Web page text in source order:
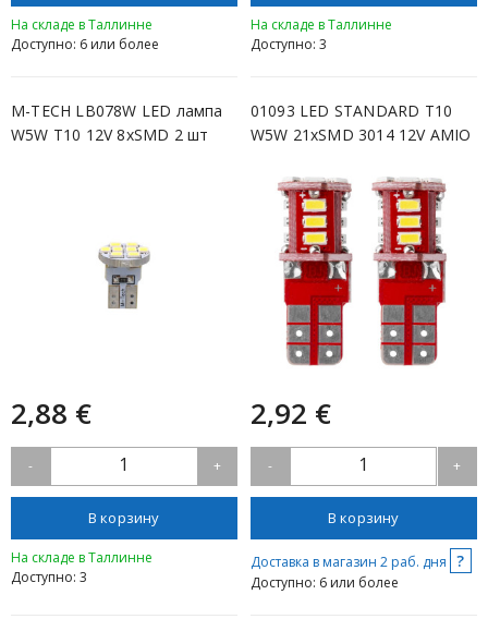
На складе в Таллинне
Доступно: 6 или более
На складе в Таллинне
Доступно: 3
M-TECH LB078W LED лампа
W5W T10 12V 8xSMD 2 шт
2,88 €
- 1 +
В корзину
На складе в Таллинне
Доступно: 3
01093 LED STANDARD T10
W5W 21xSMD 3014 12V AMIO
2,92 €
- 1 +
В корзину
Доставка в магазин 2 раб. дня ?
Доступно: 6 или более